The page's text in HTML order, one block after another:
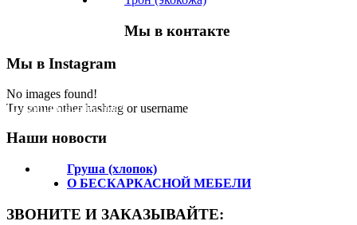
Мы в контакте
Мы в Instagram
No images found!
Try some other hashtag or username
Подпишитесь на нас!
Наши новости
Груша (хлопок)
О БЕСКАРКАСНОЙ МЕБЕЛИ
ЗВОНИТЕ И ЗАКАЗЫВАЙТЕ: